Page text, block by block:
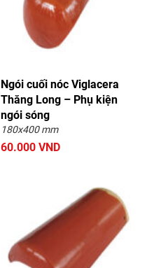
Ngói cuối nóc Viglacera
Thăng Long – Phụ kiện
ngói sóng
180x400 mm
60.000 VND